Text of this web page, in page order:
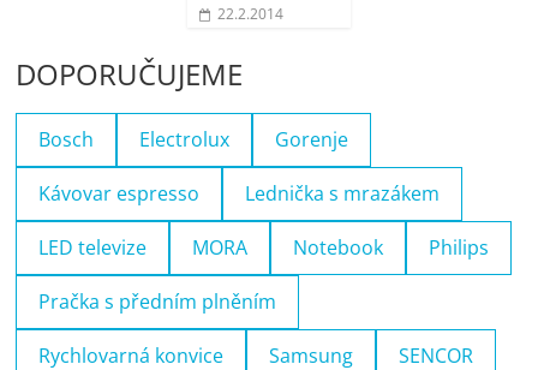
22.2.2014
DOPORUČUJEME
Bosch Electrolux Gorenje
Kávovar espresso Lednička s mrazákem
LED televize MORA Notebook Philips
Pračka s předním plněním
Rychlovarná konvice Samsung SENCOR